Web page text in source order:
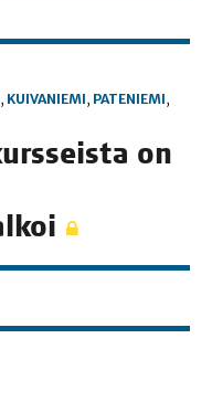
, KUIVANIEMI, PATENIEMI,
on